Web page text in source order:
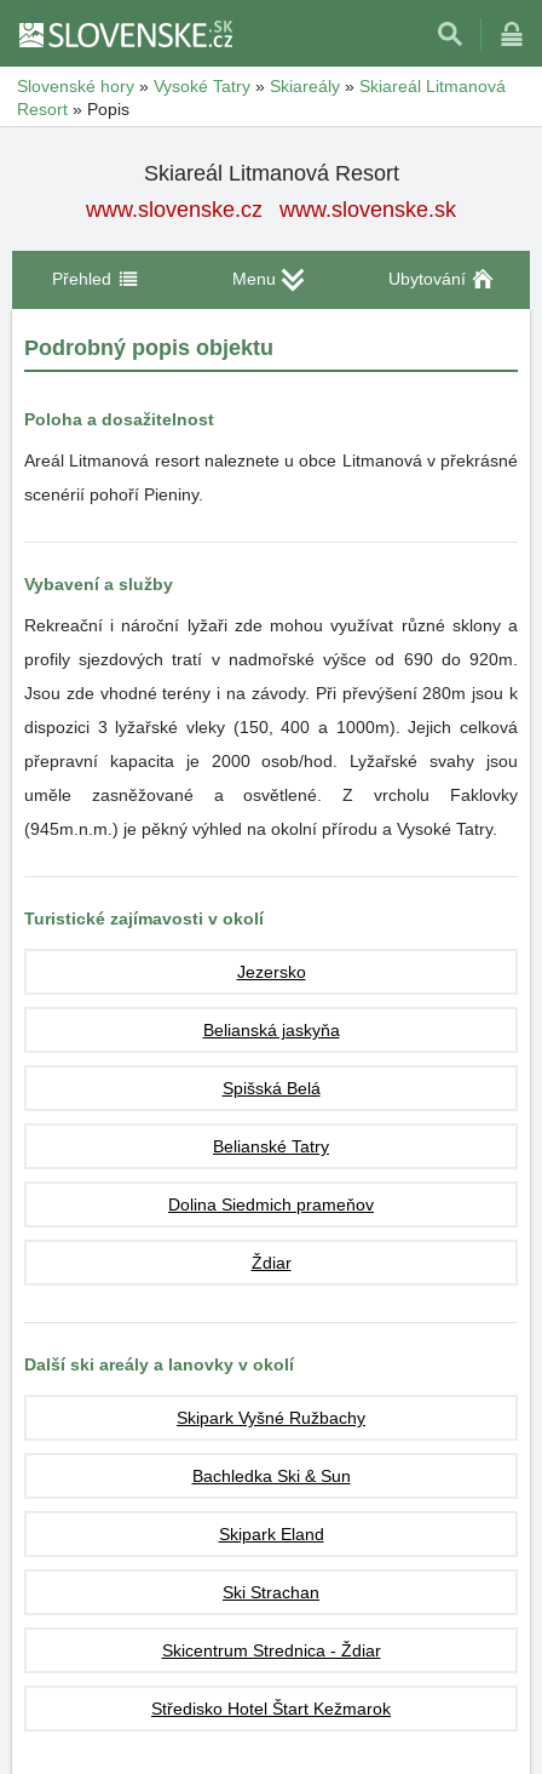
Slovenské hory » Vysoké Tatry » Skiareály » Skiareál Litmanová
Resort » Popis
Skiareál Litmanová Resort
www.slovenske.cz
www.slovenske.sk
Přehled Menu Ubytování
Podrobný popis objektu
Poloha a dosažitelnost
Areál Litmanová resort naleznete u obce Litmanová v překrásné
scenérií pohoří Pieniny.
Vybavení a služby
Rekreační i nároční lyžaři zde mohou využívat různé sklony a
profily sjezdových tratí v nadmořské výšce od 690 do 920m.
Jsou zde vhodné terény i na závody. Při převýšení 280m jsou k
dispozici 3 lyžařské vleky (150, 400 a 1000m). Jejich celková
přepravní kapacita je 2000 osob/hod. Lyžařské svahy jsou
uměle zasněžované a osvětlené. Z vrcholu Faklovky
(945m.n.m.) je pěkný výhled na okolní přírodu a Vysoké Tatry.
Turistické zajímavosti v okolí
Jezersko
Belianská jaskyňa
Spišská Belá
Belianské Tatry
Dolina Siedmich prameňov
Ždiar
Další ski areály a lanovky v okolí
Skipark Vyšné Ružbachy
Bachledka Ski & Sun
Skipark Eland
Ski Strachan
Skicentrum Strednica - Ždiar
Středisko Hotel Štart Kežmarok